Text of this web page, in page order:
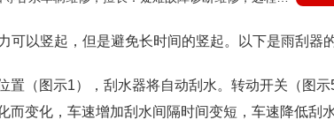
可以竖起，但是避免长时间的竖起。以下是雨刮器
置（图示1），刮水器将自动刮水。转动开关（图示
变化，车速增加刮水间隔时间变短，车速降低刮